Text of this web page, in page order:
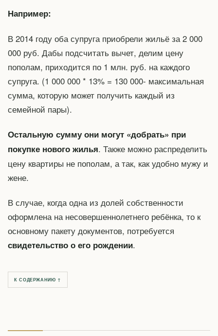
Например:
В 2014 году оба супруга приобрели жильё за 2 000
000 руб. Дабы подсчитать вычет, делим цену
пополам, приходится по 1 млн. руб. на каждого
супруга. (1 000 000 * 13% = 130 000- максимальная
сумма, которую может получить каждый из
семейной пары).
Остальную сумму они могут «добрать» при
покупке нового жилья. Также можно распределить
цену квартиры не пополам, а так, как удобно мужу и
жене.
В случае, когда одна из долей собственности
оформлена на несовершеннолетнего ребёнка, то к
основному пакету документов, потребуется
свидетельство о его рождении.
К СОДЕРЖАНИЮ ↑